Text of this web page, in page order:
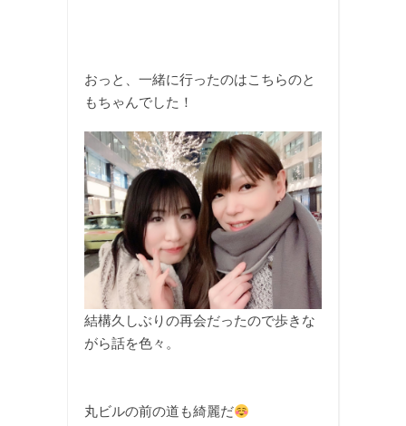
おっと、一緒に行ったのはこちらのと
もちゃんでした！
結構久しぶりの再会だったので歩きな
がら話を色々。
丸ビルの前の道も綺麗だ